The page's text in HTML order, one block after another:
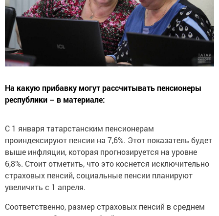
На какую прибавку могут рассчитывать пенсионеры
республики – в материале:
С 1 января татарстанским пенсионерам
проиндексируют пенсии на 7,6%. Этот показатель будет
выше инфляции, которая прогнозируется на уровне
6,8%. Стоит отметить, что это коснется исключительно
страховых пенсий, социальные пенсии планируют
увеличить с 1 апреля.
Соответственно, размер страховых пенсий в среднем